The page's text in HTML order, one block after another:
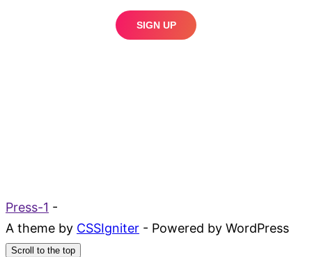
Press-1 -
A theme by CSSIgniter - Powered by WordPress
Scroll to the top